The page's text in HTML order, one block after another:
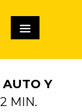
AUTO Y
2 MIN.